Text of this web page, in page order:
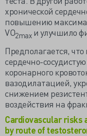
хронической
повышению
VO2maxи улучшило
Предполагается,
сердечно-
коронарного
вазодилатацией,
снижением
воздействия на
Cardiovascular risks
by route of